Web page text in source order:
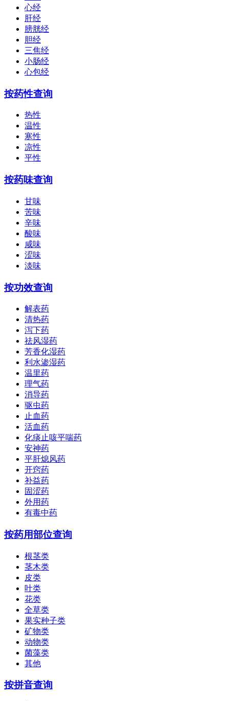
心经
肝经
膀胱经
胆经
三焦经
小肠经
心包经
按药性查询
热性
温性
寒性
凉性
平性
按药味查询
甘味
苦味
辛味
酸味
咸味
涩味
淡味
按功效查询
解表药
清热药
泻下药
祛风湿药
芳香化湿药
利水渗湿药
温里药
理气药
消导药
驱虫药
止血药
活血药
化痰止咳平喘药
安神药
平肝熄风药
开窍药
补益药
固涩药
外用药
有毒中药
按药用部位查询
根茎类
茎木类
皮类
叶类
花类
全草类
果实种子类
矿物类
动物类
菌藻类
其他
按拼音查询